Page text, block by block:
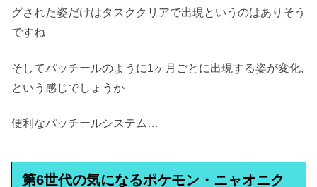
グされた姿だけはタスククリアで出現というのはありそう
ですね
そしてパッチールのように1ヶ月ごとに出現する姿が変化,
という感じでしょうか
便利なパッチールシステム…
第6世代の気になるポケモン・ニャオニク